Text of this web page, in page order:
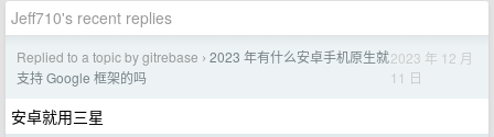
Jeff710's recent replies
Replied to a topic by gitrebase › 2023 年有什么安卓手机原生就
支持 Google 框架的吗
2023 年 12 月
11 日
安卓就用三星